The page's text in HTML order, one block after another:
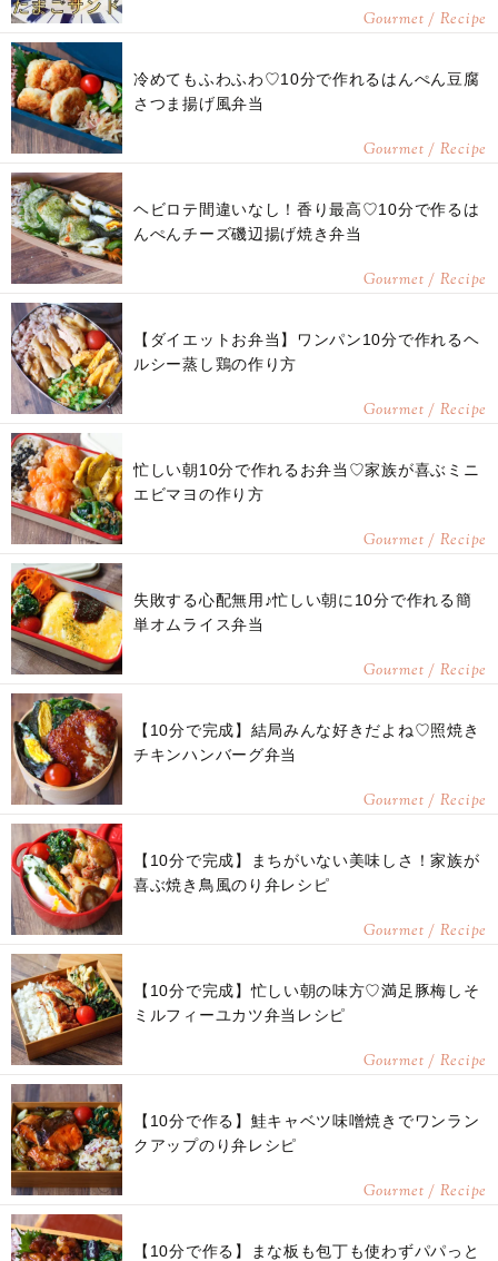
Gourmet / Recipe
冷めてもふわふわ♡10分で作れるはんぺん豆腐
さつま揚げ風弁当
Gourmet / Recipe
ヘビロテ間違いなし！香り最高♡10分で作るは
んぺんチーズ磯辺揚げ焼き弁当
Gourmet / Recipe
【ダイエットお弁当】ワンパン10分で作れるヘ
ルシー蒸し鶏の作り方
Gourmet / Recipe
忙しい朝10分で作れるお弁当♡家族が喜ぶミニ
エビマヨの作り方
Gourmet / Recipe
失敗する心配無用♪忙しい朝に10分で作れる簡
単オムライス弁当
Gourmet / Recipe
【10分で完成】結局みんな好きだよね♡照焼き
チキンハンバーグ弁当
Gourmet / Recipe
【10分で完成】まちがいない美味しさ！家族が
喜ぶ焼き鳥風のり弁レシピ
Gourmet / Recipe
【10分で完成】忙しい朝の味方♡満足豚梅しそ
ミルフィーユカツ弁当レシピ
Gourmet / Recipe
【10分で作る】鮭キャベツ味噌焼きでワンラン
クアップのり弁レシピ
Gourmet / Recipe
【10分で作る】まな板も包丁も使わずパパっと